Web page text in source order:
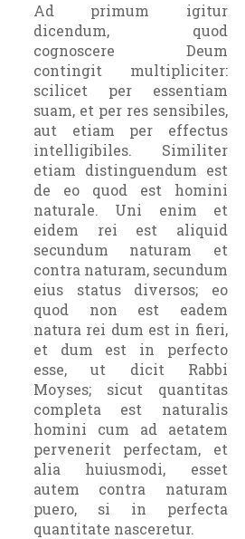
Ad primum igitur
dicendum, quod
cognoscere Deum
contingit multipliciter:
scilicet per essentiam
suam, et per res sensibiles,
aut etiam per effectus
intelligibiles. Similiter
etiam distinguendum est
de eo quod est homini
naturale. Uni enim et
eidem rei est aliquid
secundum naturam et
contra naturam, secundum
eius status diversos; eo
quod non est eadem
natura rei dum est in fieri,
et dum est in perfecto
esse, ut dicit Rabbi
Moyses; sicut quantitas
completa est naturalis
homini cum ad aetatem
pervenerit perfectam, et
alia huiusmodi, esset
autem contra naturam
puero, si in perfecta
quantitate nasceretur.